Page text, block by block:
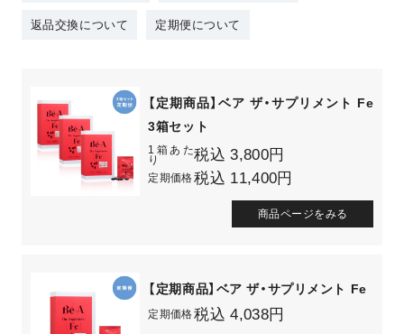
返品交換について 定期便について
【定期商品】ベア ザ・サプリメント Fe
3箱セット
1箱あた
り 税込 3,800円
定期価格税込 11,400円
商品ページをみる
【定期商品】ベア ザ・サプリメント Fe
定期価格税込 4,038円